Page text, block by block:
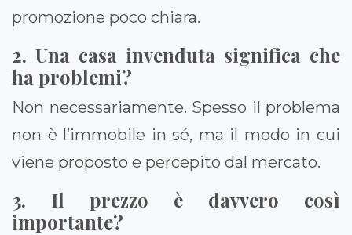
promozione poco chiara.
2. Una casa invenduta significa che
ha problemi?
Non necessariamente. Spesso il problema
non è l’immobile in sé, ma il modo in cui
viene proposto e percepito dal mercato.
3. Il prezzo è davvero così
importante?